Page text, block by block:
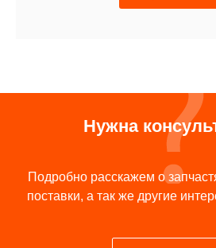
Нужна
Подробно расскажем о
поставки, а так же другие